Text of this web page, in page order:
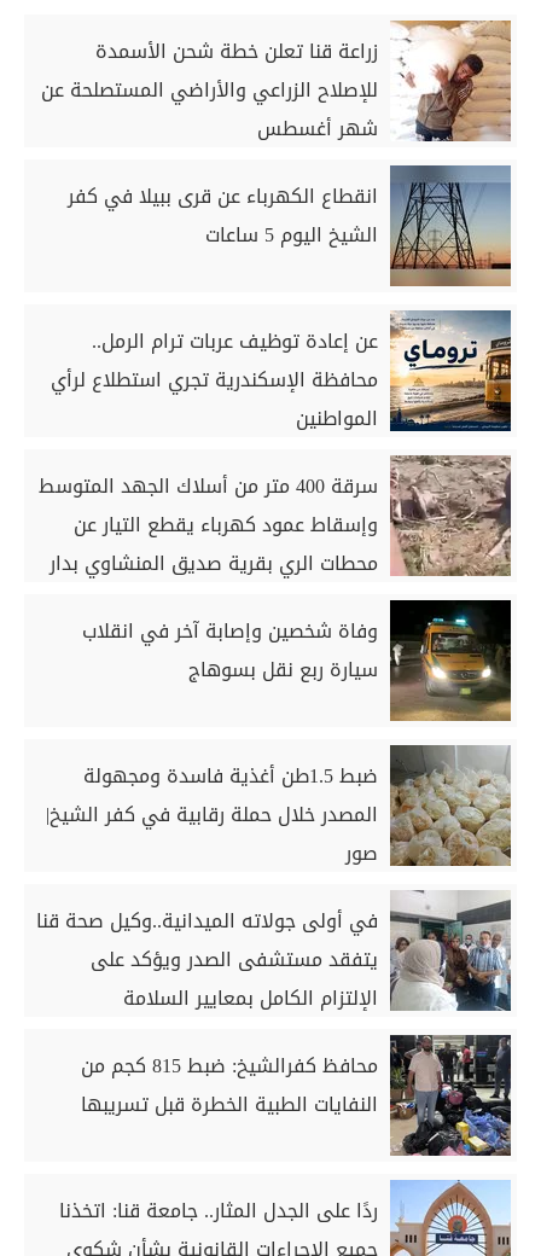
زراعة قنا تعلن خطة شحن الأسمدة
للإصلاح الزراعي والأراضي المستصلحة عن
شهر أغسطس
انقطاع الكهرباء عن قرى ببيلا في كفر
الشيخ اليوم 5 ساعات
عن إعادة توظيف عربات ترام الرمل..
محافظة الإسكندرية تجري استطلاع لرأي
المواطنين
سرقة 400 متر من أسلاك الجهد المتوسط
وإسقاط عمود كهرباء يقطع التيار عن
محطات الري بقرية صديق المنشاوي بدار
وفاة شخصين وإصابة آخر في انقلاب
سيارة ربع نقل بسوهاج
ضبط 1.5طن أغذية فاسدة ومجهولة
المصدر خلال حملة رقابية في كفر الشيخ|
صور
في أولى جولاته الميدانية..وكيل صحة قنا
يتفقد مستشفى الصدر ويؤكد على
الإلتزام الكامل بمعايير السلامة
محافظ كفرالشيخ: ضبط 815 كجم من
النفايات الطبية الخطرة قبل تسريبها
ردًا على الجدل المثار.. جامعة قنا: اتخذنا